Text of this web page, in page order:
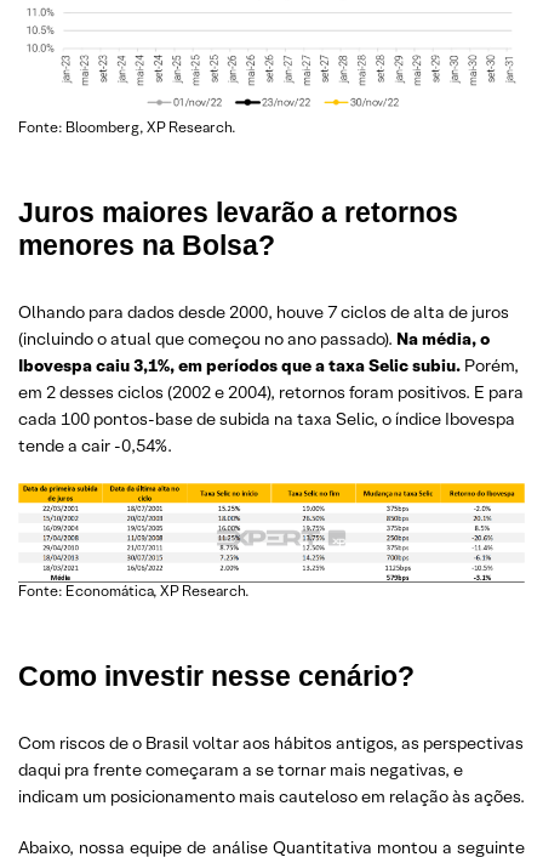
Fonte: Bloomberg, XP Research.
Juros maiores levarão a retornos
menores na Bolsa?
Olhando para dados desde 2000, houve 7 ciclos de alta de juros
(incluindo o atual que começou no ano passado). Na média, o
Ibovespa caiu 3,1%, em períodos que a taxa Selic subiu. Porém,
em 2 desses ciclos (2002 e 2004), retornos foram positivos. E para
cada 100 pontos-base de subida na taxa Selic, o índice Ibovespa
tende a cair -0,54%.
Fonte: Economática, XP Research.
Como investir nesse cenário?
Com riscos de o Brasil voltar aos hábitos antigos, as perspectivas
daqui pra frente começaram a se tornar mais negativas, e
indicam um posicionamento mais cauteloso em relação às ações.
Abaixo, nossa equipe de análise Quantitativa montou a seguinte